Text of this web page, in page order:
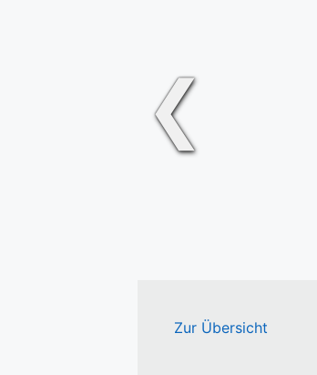
❮
Zur Übersicht